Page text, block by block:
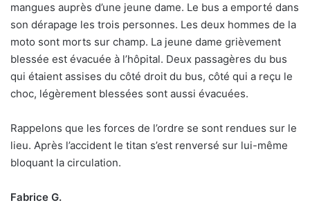
mangues auprès d’une jeune dame. Le bus a emporté dans
son dérapage les trois personnes. Les deux hommes de la
moto sont morts sur champ. La jeune dame grièvement
blessée est évacuée à l’hôpital. Deux passagères du bus
qui étaient assises du côté droit du bus, côté qui a reçu le
choc, légèrement blessées sont aussi évacuées.
Rappelons que les forces de l’ordre se sont rendues sur le
lieu. Après l’accident le titan s’est renversé sur lui-même
bloquant la circulation.
Fabrice G.